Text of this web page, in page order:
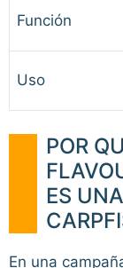
Función
Uso
POR
ES
En una